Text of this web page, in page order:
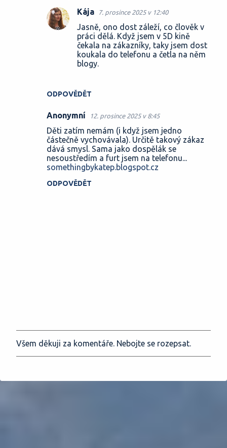
ODPOVĚDĚT
Kája 7. prosince 2025 v 12:40
Jasně, ono dost záleží, co člověk v
práci dělá. Když jsem v 5D kině
čekala na zákazníky, taky jsem dost
koukala do telefonu a četla na něm
blogy.
Anonymní 12. prosince 2025 v 8:45
Děti zatím nemám (i když jsem jedno
částečně vychovávala). Určitě takový zákaz
dává smysl. Sama jako dospělák se
nesoustředím a furt jsem na telefonu...
somethingbykatep.blogspot.cz
ODPOVĚDĚT
O
k
e
Všem děkuji za komentáře. Nebojte se rozepsat.